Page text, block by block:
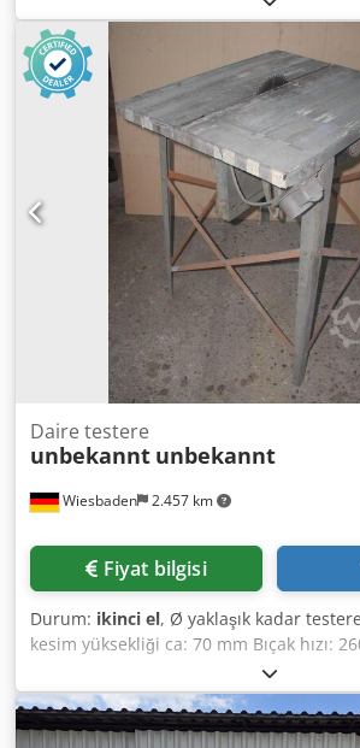
/ kesim uzunluğu 1200mm Maksimum
çapraz mesnette 1950 / 2850mm.
genişliği paralel mesnette 1270mm.
Aeyc N Dcel Rsrf Maks. testere bıçağı
Ana testere bıçağı hızı 4000 devir/dak.
eğimi 0-45° AB ürünü. Slovakya üretimi.
dokümantasyon ile çalışmaya hazır.
hemen temin edilebilir.
Wiesbaden 2.457 km
Daire testere
unbekannt unbekannt
Fiyat bilgisi
Durum: ikinci el, Ø yaklaşık kadar
kesim yüksekliği ca: 70 mm Bıçak hızı:
Crjdpfx Ajb Nwgnjl Rjf Motor sürücü: AC
Alanı: 670 mm x 520 x 800 mm Ağırlığı: